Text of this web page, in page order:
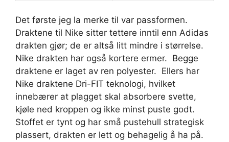
Det første jeg la merke til var passformen.
Draktene til Nike sitter tettere inntil enn Adidas
drakten gjør; de er altså litt mindre i størrelse.
Nike drakten har også kortere ermer. Begge
draktene er laget av ren polyester. Ellers har
Nike draktene Dri-FIT teknologi, hvilket
innebærer at plagget skal absorbere svette,
kjøle ned kroppen og ikke minst puste godt.
Stoffet er tynt og har små pustehull strategisk
plassert, drakten er lett og behagelig å ha på.